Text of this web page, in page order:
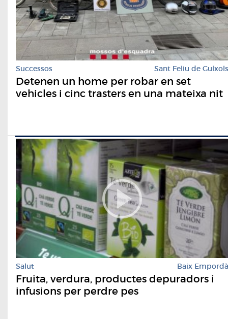
Successos Sant Feliu de Guíxols
Detenen un home per robar en set
vehicles i cinc trasters en una mateixa nit
Salut Baix Empordà
Fruita, verdura, productes depuradors i
infusions per perdre pes